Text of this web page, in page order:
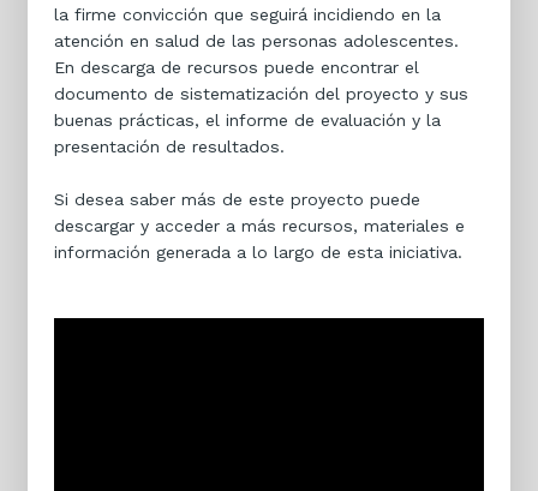
la firme convicción que seguirá incidiendo en la
atención en salud de las personas adolescentes.
En descarga de recursos puede encontrar el
documento de sistematización del proyecto y sus
buenas prácticas, el informe de evaluación y la
presentación de resultados.
Si desea saber más de este proyecto puede
descargar y acceder a más recursos, materiales e
información generada a lo largo de esta iniciativa.